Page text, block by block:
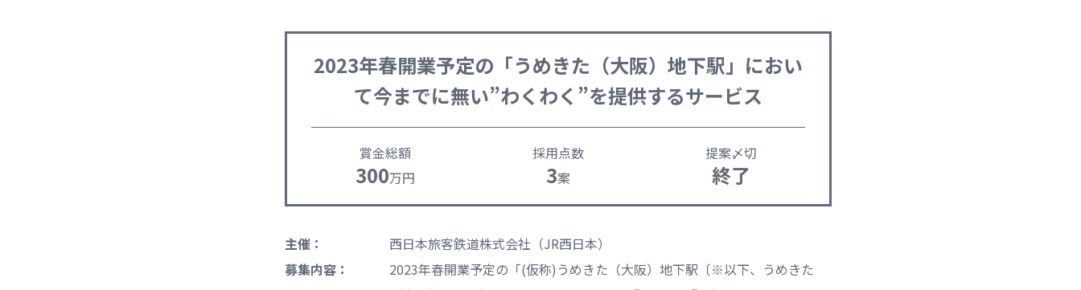
2023年春開業予定の「うめきた（大阪）地下駅」におい
て今までに無い”わくわく”を提供するサービス
賞金総額
300万円
採用点数
3案
提案〆切
終了
主催：
西日本旅客鉄道株式会社（JR西日本）
募集内容：
2023年春開業予定の「(仮称)うめきた（大阪）地下駅〔※以下、うめきた